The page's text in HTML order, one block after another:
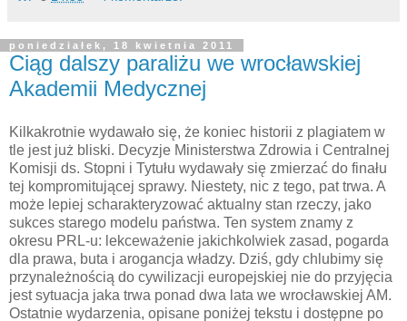
poniedziałek, 18 kwietnia 2011
Ciąg dalszy paraliżu we wrocławskiej
Akademii Medycznej
Kilkakrotnie wydawało się, że koniec historii z plagiatem w
tle jest już bliski. Decyzje Ministerstwa Zdrowia i Centralnej
Komisji ds. Stopni i Tytułu wydawały się zmierzać do finału
tej kompromitującej sprawy. Niestety, nic z tego, pat trwa. A
może lepiej scharakteryzować aktualny stan rzeczy, jako
sukces starego modelu państwa. Ten system znamy z
okresu PRL-u: lekceważenie jakichkolwiek zasad, pogarda
dla prawa, buta i arogancja władzy. Dziś, gdy chlubimy się
przynależnością do cywilizacji europejskiej nie do przyjęcia
jest sytuacja jaka trwa ponad dwa lata we wrocławskiej AM.
Ostatnie wydarzenia, opisane poniżej tekstu i dostępne po